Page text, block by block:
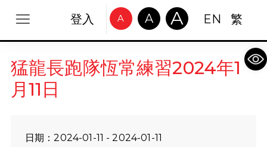
登入 A A A EN 繁
猛龍長跑隊恆常練習2024年1
月11日
日期：2024-01-11 - 2024-01-11